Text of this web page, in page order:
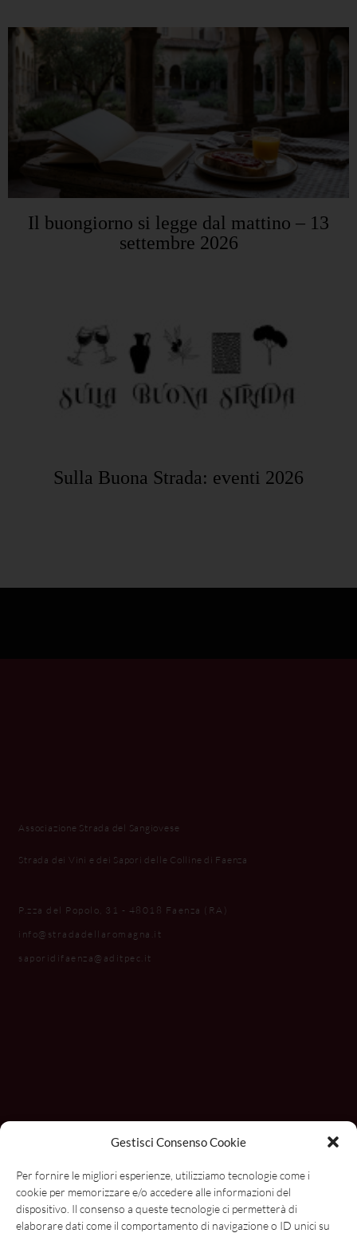
Gestisci Consenso Cookie
Per fornire le migliori esperienze, utilizziamo tecnologie come i
cookie per memorizzare e/o accedere alle informazioni del
dispositivo. Il consenso a queste tecnologie ci permetterà di
elaborare dati come il comportamento di navigazione o ID unici su
Il buongiorno si legge dal mattino – 13
settembre 2026
Sulla Buona Strada: eventi 2026
Associazione Strada del Sangiovese
Strada dei Vini e dei Sapori delle Colline di Faenza
P.zza del Popolo, 31 - 48018 Faenza (RA)
info@stradadellaromagna.it
saporidifaenza@aditpec.it